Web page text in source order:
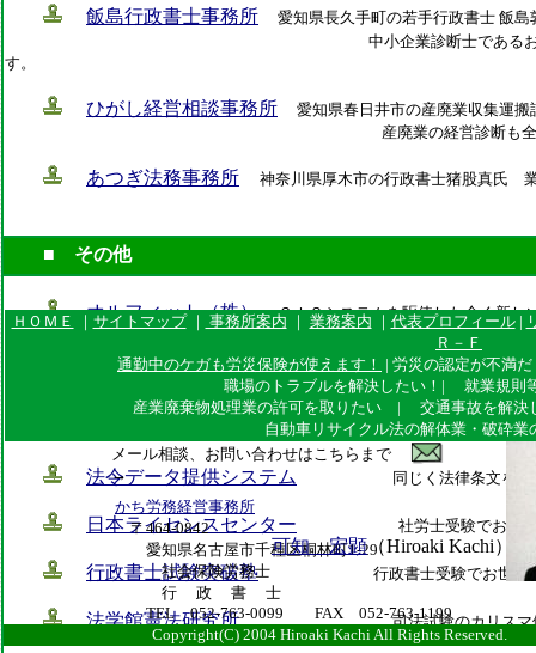
飯島行政書士事務所
愛知県長久手町の若手行政書士 飯
中小企業診断士である
す。
ひがし経営相談事務所
愛知県春日井市の産廃業収集運
産廃業の経営診断も全てお任せ
あつぎ法務事務所 神奈川県厚木市の行政書士猪股真氏
■ その他
オルフィット（株）
ＧＩＳシステムを駆使した全く新し
社労士支援ソフト制作販売会社です。
法律条文を調べる際にお世
法令データ提供システム 同じく法律条文を
日本ライセンスセンター 社労士受験でお世話にな
行政書士試験突破塾 行政書士受験でお世
法学館憲法研究所 司法試験のカリス
ＨＯＭＥ ｜ サイトマップ｜ 事務所案内 ｜ 業務案内 ｜ 代表プロフィール|
Ｒ－Ｆ
通勤中のケガも労災保険が使えます！ | 労災の認定が不満
職場のトラブルを解決したい！| 就業規則
産業廃棄物処理業の許可を取りたい | 交通事故を解決
自動車リサイクル法の解体業・破砕業
メール相談、お問い合わせはこちらまで
→
Copyright(C) 2004 Hiroaki Kachi All Rights
可知 宏顕（Hiroaki Kachi）
かち労務経営事務所
〒464-0842
愛知県名古屋市千種区桐林町1-29
社会保険労務士
行 政 書 士
TEL 052-763-0099 FAX 052-763-1199